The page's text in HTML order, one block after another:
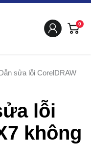
0
sửa lỗi CorelDRAW
lỗi
không